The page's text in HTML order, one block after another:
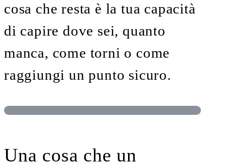
cosa che resta è la tua capacità
di capire dove sei, quanto
manca, come torni o come
raggiungi un punto sicuro.
Una cosa che un